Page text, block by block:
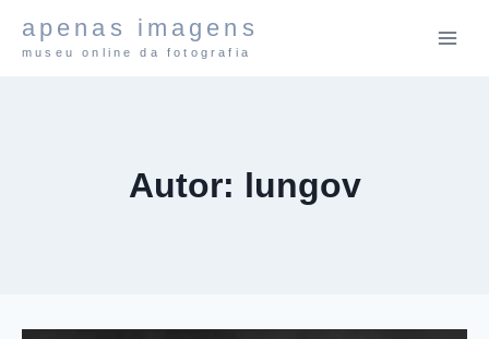
para
apenas imagens
museu online da fotografia
Autor: lungov